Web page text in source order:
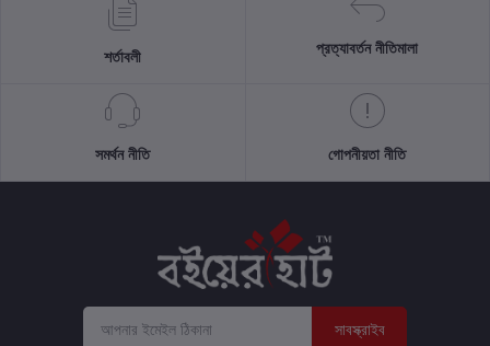
শর্তাবলী প্রত্যাবর্তন নীতিমালা
সমর্থন নীতি গোপনীয়তা নীতি
সাবস্ক্রাইব